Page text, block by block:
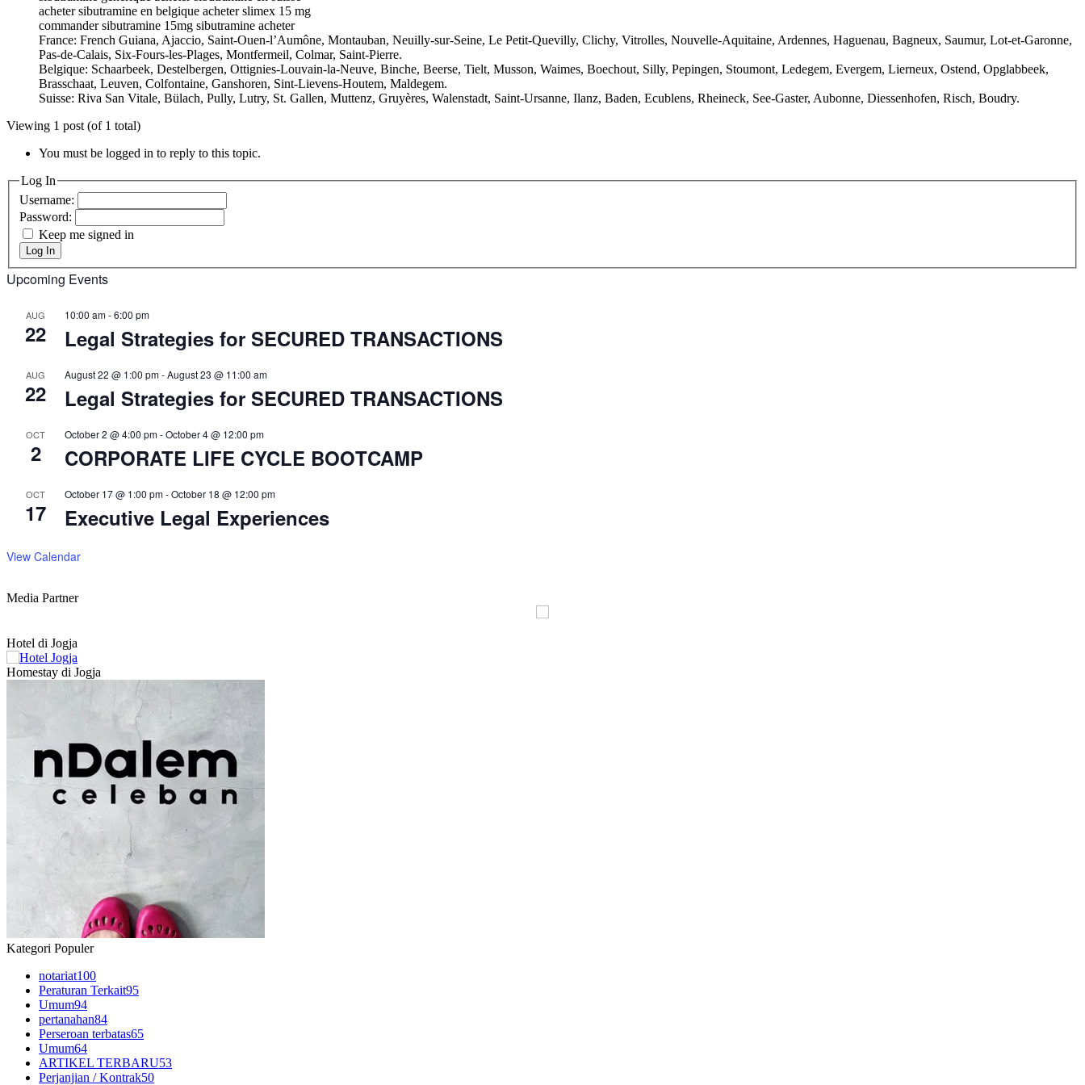
acheter sibutramine en belgique acheter slimex 15 mg
commander sibutramine 15mg sibutramine acheter
France: French Guiana, Ajaccio, Saint-Ouen-l’Aumône, Montauban, Neuilly-sur-Seine, Le Petit-Quevilly, Clichy, Vitrolles, Nouvelle-Aquitaine, Ardennes, Haguenau, Bagneux, Saumur, Lot-et-Garonne,
Pas-de-Calais, Six-Fours-les-Plages, Montfermeil, Colmar, Saint-Pierre.
Belgique: Schaarbeek, Destelbergen, Ottignies-Louvain-la-Neuve, Binche, Beerse, Tielt, Musson, Waimes, Boechout, Silly, Pepingen, Stoumont, Ledegem, Evergem, Lierneux, Ostend, Opglabbeek,
Brasschaat, Leuven, Colfontaine, Ganshoren, Sint-Lievens-Houtem, Maldegem.
Suisse: Riva San Vitale, Bülach, Pully, Lutry, St. Gallen, Muttenz, Gruyères, Walenstadt, Saint-Ursanne, Ilanz, Baden, Ecublens, Rheineck, See-Gaster, Aubonne, Diessenhofen, Risch, Boudry.
Viewing 1 post (of 1 total)
You must be logged in to reply to this topic.
Log In
Username:
Password:
Keep me signed in
Log In
Upcoming Events
AUG
22
10:00 am-6:00 pm
Legal Strategies for SECURED TRANSACTIONS
AUG
22
August 22 @ 1:00 pm-August 23 @ 11:00 am
Legal Strategies for SECURED TRANSACTIONS
OCT
2
October 2 @ 4:00 pm-October 4 @ 12:00 pm
CORPORATE LIFE CYCLE BOOTCAMP
OCT
17
October 17 @ 1:00 pm-October 18 @ 12:00 pm
Executive Legal Experiences
View Calendar
Media Partner
Hotel di Jogja
Homestay di Jogja
Kategori Populer
notariat100
Peraturan Terkait95
Umum94
pertanahan84
Perseroan terbatas65
Umum64
ARTIKEL TERBARU53
Perjanjian / Kontrak50